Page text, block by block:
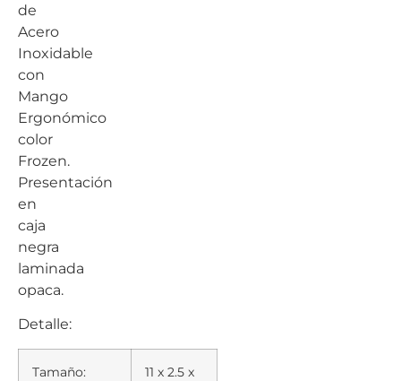
de
Acero
Inoxidable
con
Mango
Ergonómico
color
Frozen.
Presentación
en
caja
negra
laminada
opaca.
Detalle:
Tamaño:
11 x 2.5 x